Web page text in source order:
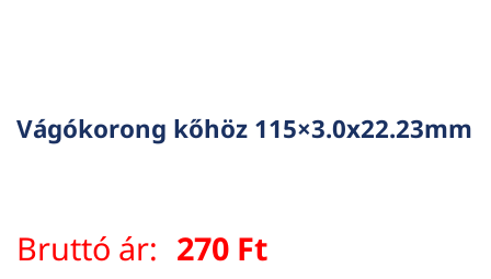
Vágókorong kőhöz 115×3.0x22.23mm
Bruttó ár: 270 Ft